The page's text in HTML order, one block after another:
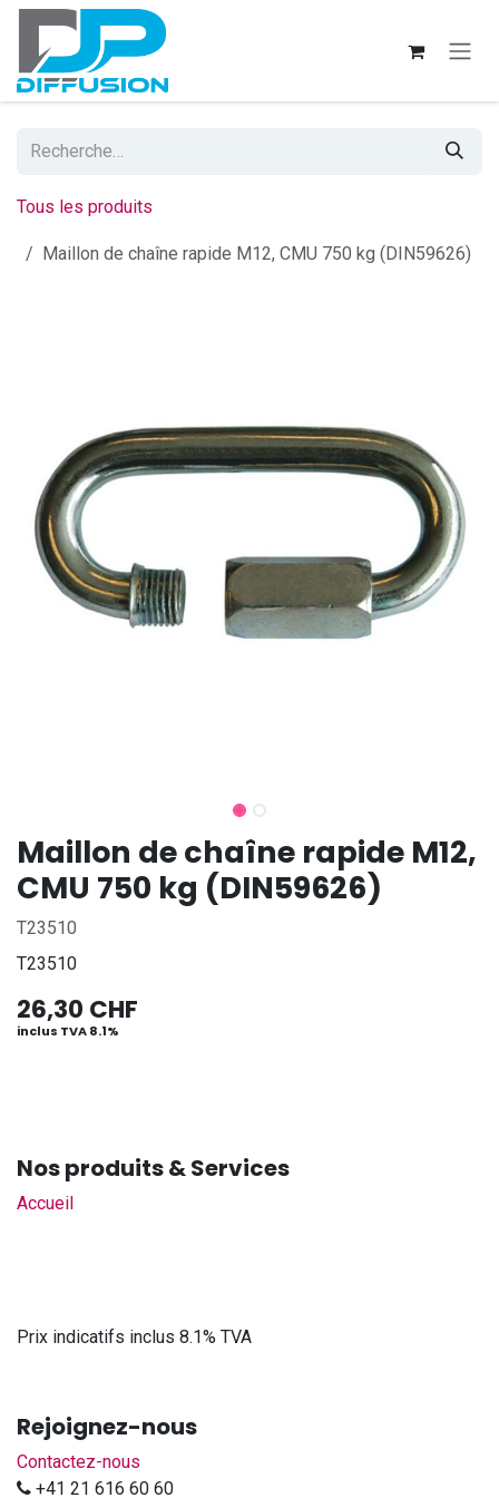
Se rendre au contenu
Tous les produits
Maillon de chaîne rapide M12, CMU 750 kg (DIN59626)
Maillon de chaîne rapide M12,
CMU 750 kg (DIN59626)
T23510
T23510
26,30 CHF
inclus TVA 8.1%
Nos produits & Services
Accueil
Prix indicatifs inclus 8.1% TVA
Rejoignez-nous
Contactez-nous
+41 21 616 60 60